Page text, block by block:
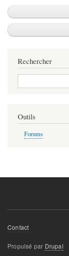
Rechercher
Rechercher
Outils
Forums
Menu
de
Contact
Propulsé par Drupal